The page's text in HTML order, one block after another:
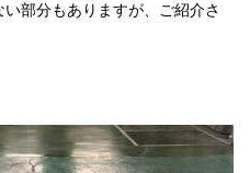
部分もありますが、ご紹介さ